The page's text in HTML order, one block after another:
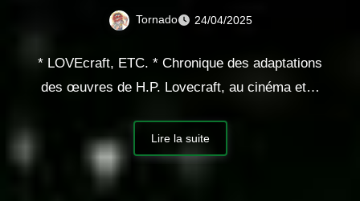
Tornado 24/04/2025
* LOVEcraft, ETC. * Chronique des adaptations
des œuvres de H.P. Lovecraft, au cinéma et…
Lire la suite